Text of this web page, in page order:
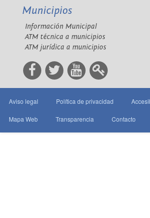
Municipios
Información Municipal
ATM técnica a municipios
ATM jurídica a municipios
Aviso legal Política de privacidad
Mapa Web Transparencia Contacto